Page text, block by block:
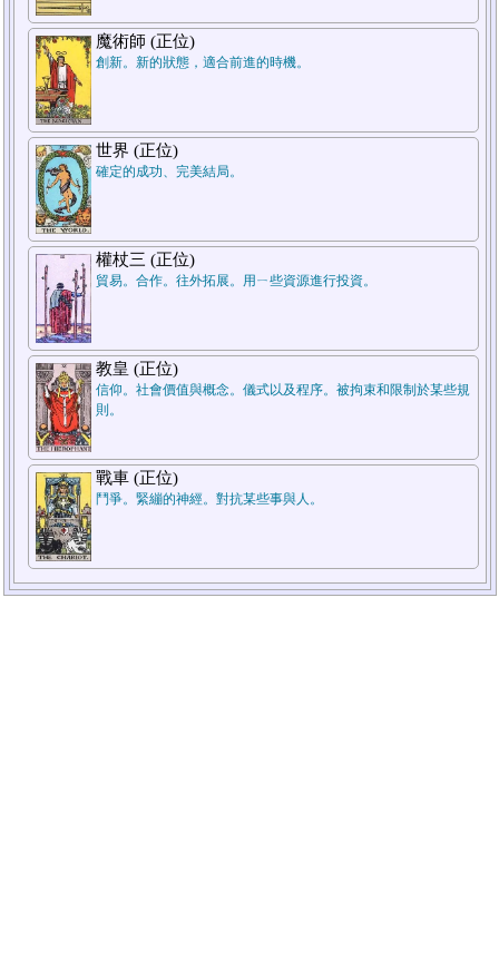
魔術師 (正位)
創新。新的狀態，適合前進的時機。
世界 (正位)
確定的成功、完美結局。
權杖三 (正位)
貿易。合作。往外拓展。用ㄧ些資源進行投資。
教皇 (正位)
信仰。社會價值與概念。儀式以及程序。被拘束和限制於某些規
則。
戰車 (正位)
鬥爭。緊繃的神經。對抗某些事與人。